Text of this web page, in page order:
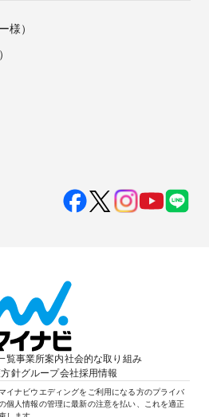
様）
覧事業所案内社会的な取り組み
針グループ会社採用情報
イナビウエディングをご利用になる方のプライバ
個人情報の管理に最新の注意を払い、これを適正